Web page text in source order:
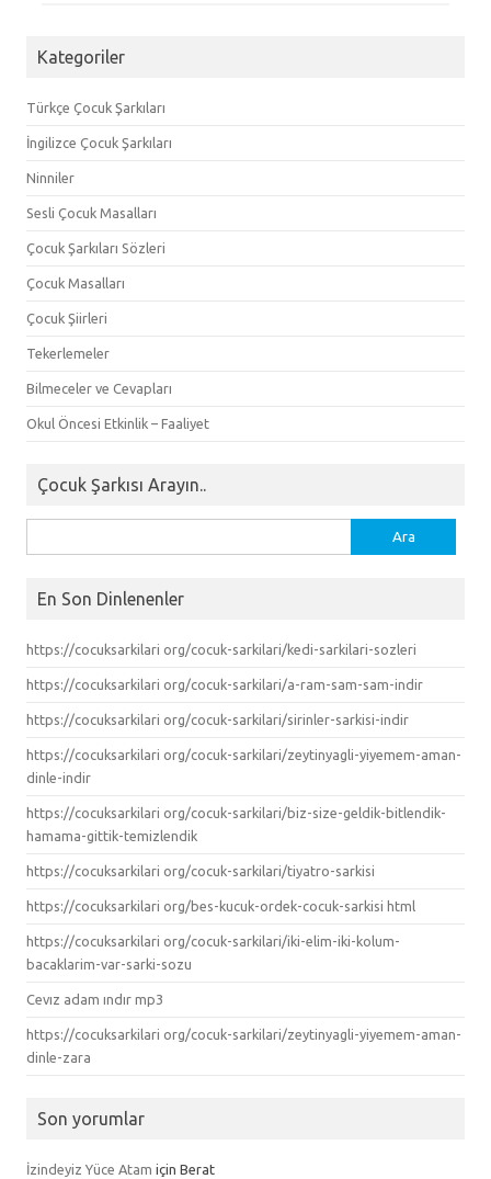
Kategoriler
Türkçe Çocuk Şarkıları
İngilizce Çocuk Şarkıları
Ninniler
Sesli Çocuk Masalları
Çocuk Şarkıları Sözleri
Çocuk Masalları
Çocuk Şiirleri
Tekerlemeler
Bilmeceler ve Cevapları
Okul Öncesi Etkinlik – Faaliyet
Çocuk Şarkısı Arayın..
En Son Dinlenenler
https://cocuksarkilari org/cocuk-sarkilari/kedi-sarkilari-sozleri
https://cocuksarkilari org/cocuk-sarkilari/a-ram-sam-sam-indir
https://cocuksarkilari org/cocuk-sarkilari/sirinler-sarkisi-indir
https://cocuksarkilari org/cocuk-sarkilari/zeytinyagli-yiyemem-aman-
dinle-indir
https://cocuksarkilari org/cocuk-sarkilari/biz-size-geldik-bitlendik-
hamama-gittik-temizlendik
https://cocuksarkilari org/cocuk-sarkilari/tiyatro-sarkisi
https://cocuksarkilari org/bes-kucuk-ordek-cocuk-sarkisi html
https://cocuksarkilari org/cocuk-sarkilari/iki-elim-iki-kolum-
bacaklarim-var-sarki-sozu
Cevız adam ındır mp3
https://cocuksarkilari org/cocuk-sarkilari/zeytinyagli-yiyemem-aman-
dinle-zara
Son yorumlar
İzindeyiz Yüce Atam için Berat